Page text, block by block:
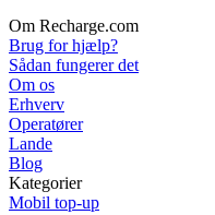
Om Recharge.com
Brug for hjælp?
Sådan fungerer det
Om os
Erhverv
Operatører
Lande
Blog
Kategorier
Mobil top-up